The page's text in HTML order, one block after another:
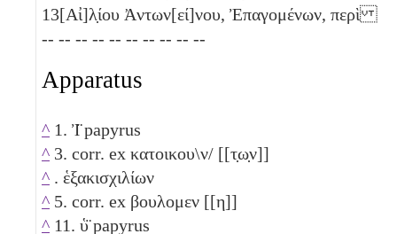
13[Αἰ]λ̣ίου Ἀντων[εί]νου, Ἐπαγομένων, περὶ
-- -- -- -- -- -- -- -- -- --
Apparatus
^ 1. Ἰ̈ papyrus
^ 3. corr. ex κατοικου\ν/ [[τ̣ω̣ν]]
^ . ἑξακισχιλίων
^ 5. corr. ex βουλομεν [[η]]
^ 11. ὑ̈ papyrus